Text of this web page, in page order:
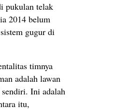
pukulan telak
2014 belum
gugur di
timnya
adalah lawan
Ini adalah
itu,